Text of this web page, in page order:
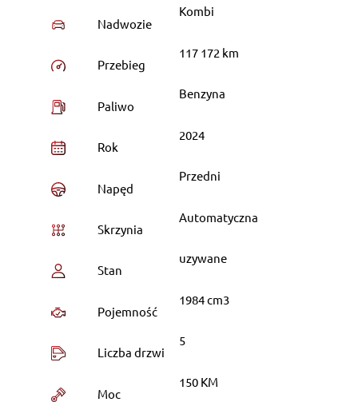
Nadwozie
Kombi
Przebieg
117 172 km
Paliwo
Benzyna
Rok
2024
Napęd
Przedni
Skrzynia
Automatyczna
Stan
uzywane
Pojemność
1984 cm3
Liczba drzwi
5
Moc
150 KM